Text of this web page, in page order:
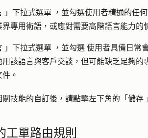
」 下拉式選單 ，並勾選使用者精通的任
專用術語，或應對需要高階語言能力的
」 下拉式選單 ，並勾選 使用者具備日常
該語言與客戶交談，但可能缺乏足夠
。
技能的自訂後，請點擊左下角的「儲存
工單路由規則